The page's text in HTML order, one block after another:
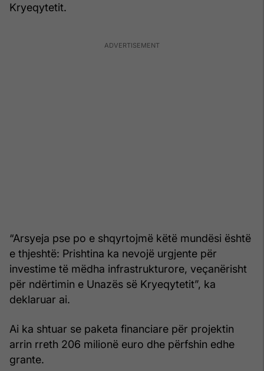
Kryeqytetit.
“Arsyeja pse po e shqyrtojmë këtë mundësi është
e thjeshtë: Prishtina ka nevojë urgjente për
investime të mëdha infrastrukturore, veçanërisht
për ndërtimin e Unazës së Kryeqytetit”, ka
deklaruar ai.
Ai ka shtuar se paketa financiare për projektin
arrin rreth 206 milionë euro dhe përfshin edhe
grante.